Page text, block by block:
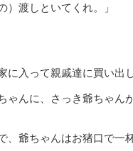
）渡しといてくれ。」
入って親戚達に買い出
ゃんに、さっき爺ちゃん
、爺ちゃんはお猪口で一